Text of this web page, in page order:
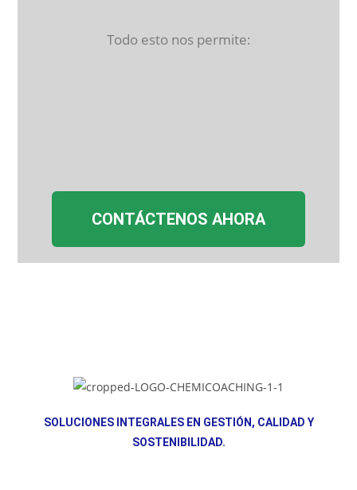
Todo esto nos permite:
CONTÁCTENOS AHORA
SOLUCIONES INTEGRALES EN GESTIÓN, CALIDAD Y
SOSTENIBILIDAD.